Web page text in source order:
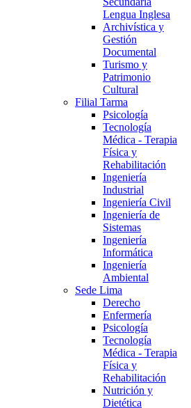
Lengua Inglesa
Archivística y
Gestión
Documental
Turismo y
Patrimonio
Cultural
Filial Tarma
Psicología
Tecnología
Médica - Terapia
Física y
Rehabilitación
Ingeniería
Industrial
Ingeniería Civil
Ingeniería de
Sistemas
Ingeniería
Informática
Ingeniería
Ambiental
Sede Lima
Derecho
Enfermería
Psicología
Tecnología
Médica - Terapia
Física y
Rehabilitación
Nutrición y
Dietética